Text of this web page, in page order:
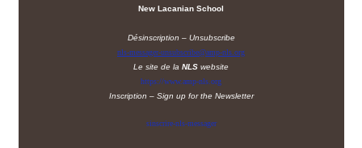
New Lacanian School
Désinscription – Unsubscribe
nls-messager-unsubscribe@amp-nls.org
Le site de la NLS website
https://www.amp-nls.org
Inscription – Sign up for the Newsletter
sinscrire-nls-messager